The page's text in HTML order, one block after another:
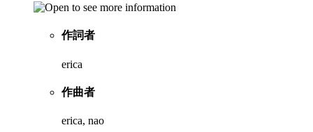
作詞者
erica
作曲者
erica, nao